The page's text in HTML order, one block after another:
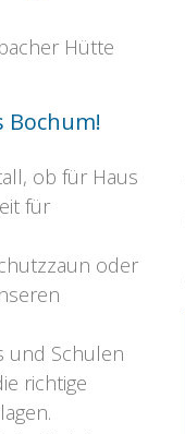
Hütte
Bochum!
ob für Haus
für
oder
und Schulen
richtige